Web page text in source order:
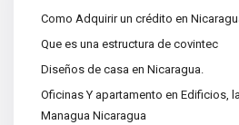
Como Adquirir un crédito en
Que es una estructura de covintec
Diseños de casa en Nicaragua.
Oficinas Y apartamento en Edificios,
Managua Nicaragua
Categorías
Bodegas(3)